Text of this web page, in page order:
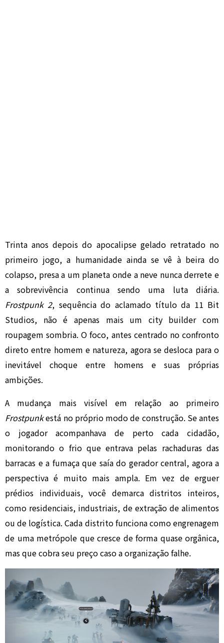
Trinta anos depois do apocalipse gelado retratado no
primeiro jogo, a humanidade ainda se vê à beira do
colapso, presa a um planeta onde a neve nunca derrete e
a sobrevivência continua sendo uma luta diária.
Frostpunk 2, sequência do aclamado título da 11 Bit
Studios, não é apenas mais um city builder com
roupagem sombria. O foco, antes centrado no confronto
direto entre homem e natureza, agora se desloca para o
inevitável choque entre homens e suas próprias
ambições.
A mudança mais visível em relação ao primeiro
Frostpunkestá no próprio modo de construção. Se antes
o jogador acompanhava de perto cada cidadão,
monitorando o frio que entrava pelas rachaduras das
barracas e a fumaça que saía do gerador central, agora a
perspectiva é muito mais ampla. Em vez de erguer
prédios individuais, você demarca distritos inteiros,
como residenciais, industriais, de extração de alimentos
ou de logística. Cada distrito funciona como engrenagem
de uma metrópole que cresce de forma quase orgânica,
mas que cobra seu preço caso a organização falhe.